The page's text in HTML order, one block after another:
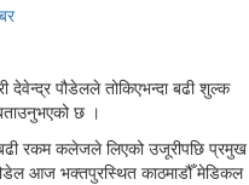
देवेन्द्र पौडेलले तोकिएभन्दा बढी शुल्क
छ ।
बढी रकम कलेजले लिएको उजूरीपछि प्रमुख
पौडेल आज भक्तपुरस्थित काठमाडौँ मेडिकल